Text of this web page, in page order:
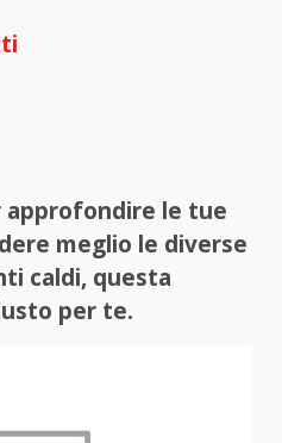
approfondire le tue
meglio le diverse
caldi, questa
per te.